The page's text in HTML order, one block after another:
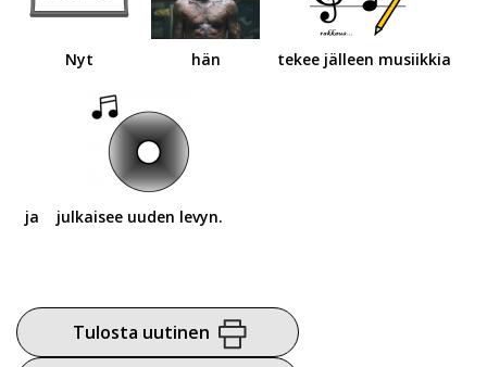
Nyt hän tekee jälleen musiikkia
ja julkaisee uuden levyn.
Tulosta uutinen